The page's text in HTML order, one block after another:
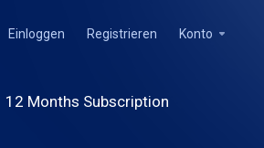
Einloggen Registrieren Konto
12 Months Subscription